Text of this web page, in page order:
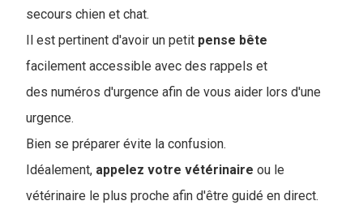
secours chien et chat.
Il est pertinent d'avoir un petit pense bête
facilement accessible avec des rappels et
des numéros d'urgence afin de vous aider lors d'une
urgence.
Bien se préparer évite la confusion.
Idéalement, appelez votre vétérinaire ou le
vétérinaire le plus proche afin d'être guidé en direct.